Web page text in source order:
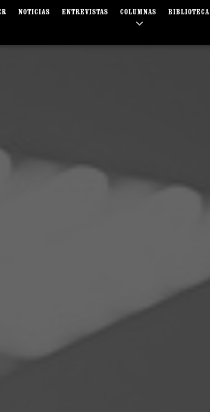
NOTICIAS ENTREVISTAS COLUMNAS BIBLIOTECA